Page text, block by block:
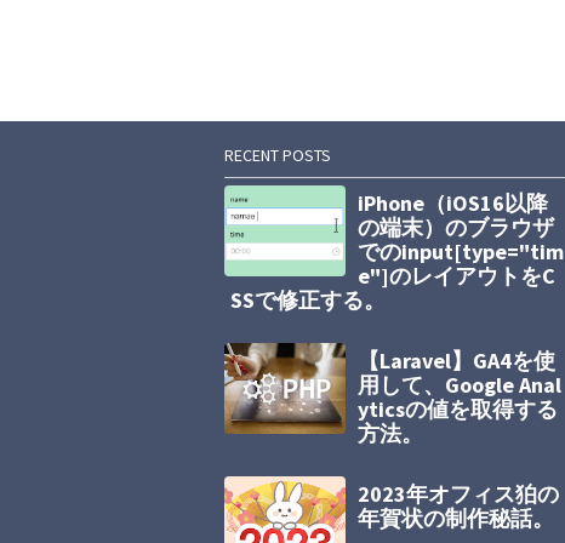
RECENT POSTS
iPhone（iOS16以降
の端末）のブラウザ
でのinput[type="tim
e"]のレイアウトをC
SSで修正する。
【Laravel】GA4を使
用して、Google Anal
yticsの値を取得する
方法。
2023年オフィス狛の
年賀状の制作秘話。